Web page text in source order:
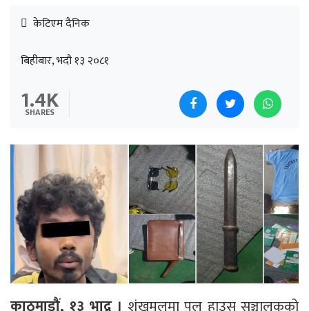
केटिएम दैनिक
बिहीबार, भदौ १३ २०८१
1.4K
SHARES